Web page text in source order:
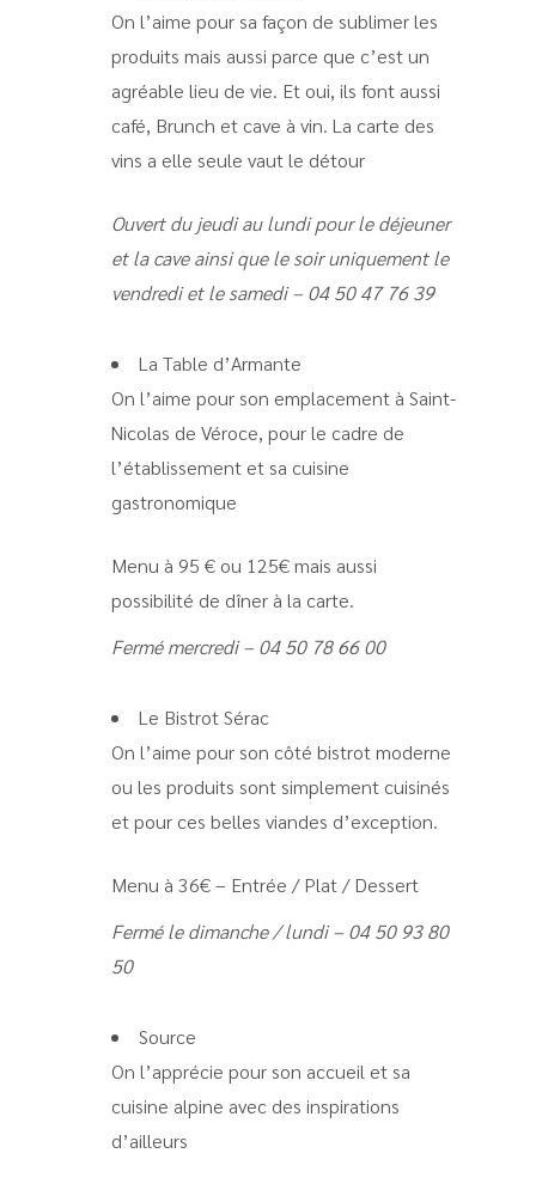
On l’aime pour sa façon de sublimer les
produits mais aussi parce que c’est un
agréable lieu de vie. Et oui, ils font aussi
café, Brunch et cave à vin. La carte des
vins a elle seule vaut le détour
Ouvert du jeudi au lundi pour le déjeuner
et la cave ainsi que le soir uniquement le
vendredi et le samedi – 04 50 47 76 39
La Table d’Armante
On l’aime pour son emplacement à Saint-
Nicolas de Véroce, pour le cadre de
l’établissement et sa cuisine
gastronomique
Menu à 95 € ou 125€ mais aussi
possibilité de dîner à la carte.
Fermé mercredi – 04 50 78 66 00
Le Bistrot Sérac
On l’aime pour son côté bistrot moderne
ou les produits sont simplement cuisinés
et pour ces belles viandes d’exception.
Menu à 36€ – Entrée / Plat / Dessert
Fermé le dimanche / lundi – 04 50 93 80
50
Source
On l’apprécie pour son accueil et sa
cuisine alpine avec des inspirations
d’ailleurs